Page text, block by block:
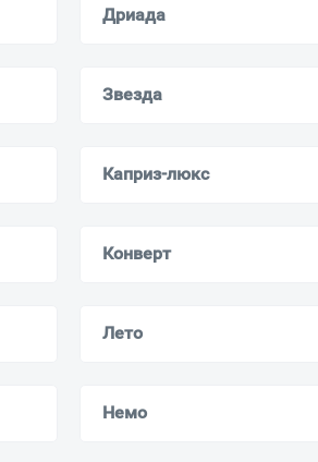
Дриада
Звезда
Каприз-люкс
Конверт
Лето
Немо